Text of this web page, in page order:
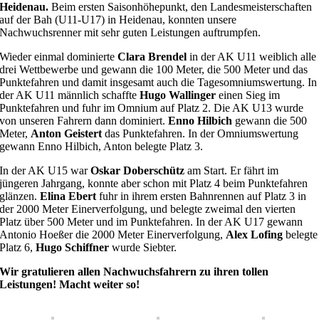
Heidenau.Beim ersten Saisonhöhepunkt, den Landesmeisterschaften
auf der Bah (U11-U17) in Heidenau, konnten unsere
Nachwuchsrenner mit sehr guten Leistungen auftrumpfen.
Wieder einmal dominierteClara Brendel in der AK U11 weiblich alle
drei Wettbewerbe und gewann die 100 Meter, die 500 Meter und das
Punktefahren und damit insgesamt auch die Tagesomniumswertung. In
der AK U11 männlich schaffte Hugo Wallinger einen Sieg im
Punktefahren und fuhr im Omnium auf Platz 2. Die AK U13 wurde
von unseren Fahrern dann dominiert.Enno Hilbich gewann die 500
Meter, Anton Geistertdas Punktefahren. In der Omniumswertung
gewann Enno Hilbich, Anton belegte Platz 3.
In der AK U15 warOskar Doberschütz am Start. Er fährt im
jüngeren Jahrgang, konnte aber schon mit Platz 4 beim Punktefahren
glänzen.Elina Ebert fuhr in ihrem ersten Bahnrennen auf Platz 3 in
der 2000 Meter Einerverfolgung, und belegte zweimal den vierten
Platz über 500 Meter und im Punktefahren. In der AK U17 gewann
Antonio Hoeßer die 2000 Meter Einerverfolgung, Alex Lofing belegte
Platz 6,Hugo Schiffner wurde Siebter.
Wir gratulieren allen Nachwuchsfahrern zu ihren tollen
Leistungen! Macht weiter so!